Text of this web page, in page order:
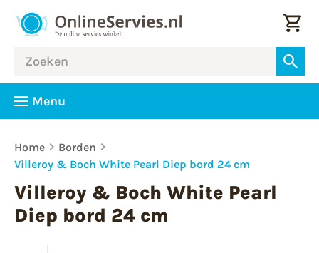
Menu
Home
Borden
Villeroy & Boch White Pearl Diep bord 24 cm
Villeroy & Boch White Pearl
Diep bord 24 cm